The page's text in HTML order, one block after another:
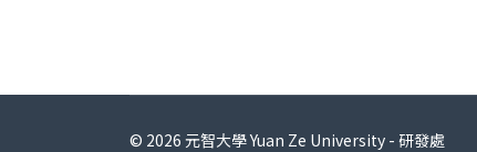
© 2026 元智大學 Yuan Ze University - 研發處